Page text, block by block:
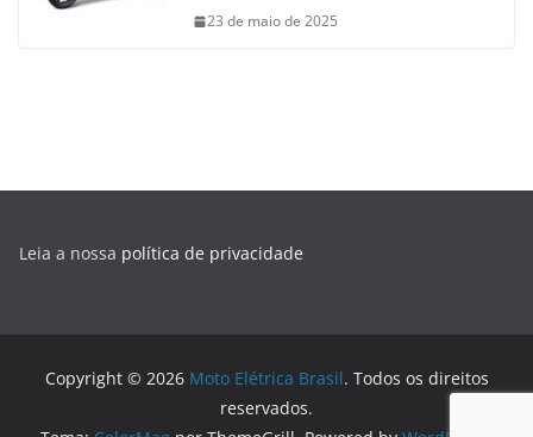
23 de maio de 2025
Leia a nossa política de privacidade
Copyright © 2026 Moto Elétrica Brasil. Todos os direitos
reservados.